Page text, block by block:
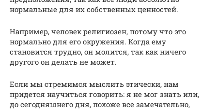
нормальные для их собственных ценностей.
Например, человек религиозен, потому что это
нормально для его окружения. Когда ему
становится трудно, он молится, так как ничего
другого он делать не может.
Если мы стремимся мыслить этически, нам
придется научиться говорить: я не мог знать или,
до сегодняшнего дня, похоже все замечательно,